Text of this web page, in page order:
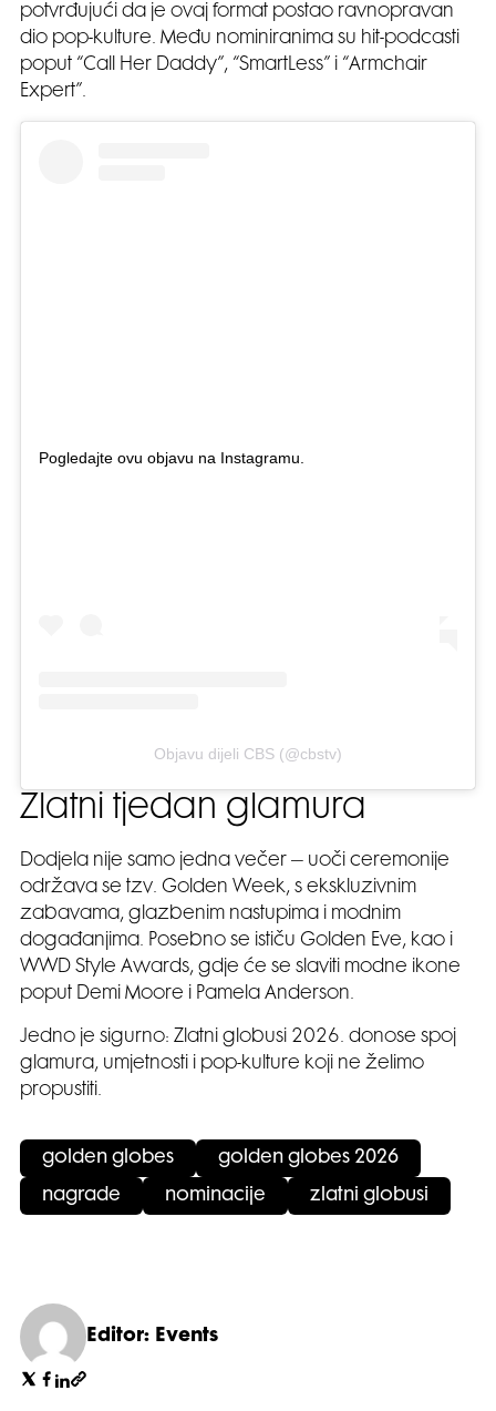
potvrđujući da je ovaj format postao ravnopravan
dio pop-kulture. Među nominiranima su hit-podcasti
poput “Call Her Daddy”, “SmartLess” i “Armchair
Expert”.
Pogledajte ovu objavu na Instagramu.
Objavu dijeli CBS (@cbstv)
Zlatni tjedan glamura
Dodjela nije samo jedna večer – uoči ceremonije
održava se tzv. Golden Week, s ekskluzivnim
zabavama, glazbenim nastupima i modnim
događanjima. Posebno se ističu Golden Eve, kao i
WWD Style Awards, gdje će se slaviti modne ikone
poput Demi Moore i Pamela Anderson.
Jedno je sigurno: Zlatni globusi 2026. donose spoj
glamura, umjetnosti i pop-kulture koji ne želimo
propustiti.
golden globes golden globes 2026
nagrade nominacije zlatni globusi
Editor: Events